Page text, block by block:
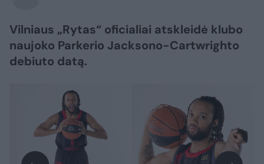
Vilniaus „Rytas“ oficialiai atskleidė klubo
naujoko Parkerio Jacksono-Cartwrighto
debiuto datą.